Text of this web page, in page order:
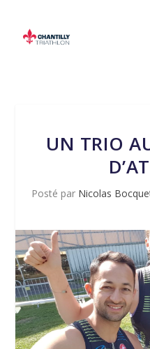
UN TRIO
Posté par Nicolas